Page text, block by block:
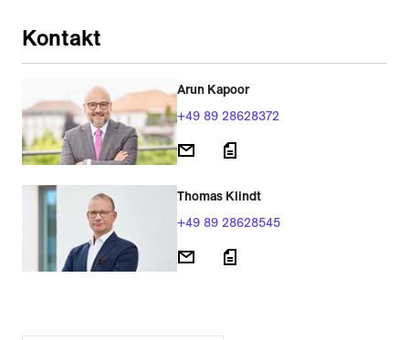
Kontakt
Arun Kapoor
+49 89 28628372
Thomas Klindt
+49 89 28628545